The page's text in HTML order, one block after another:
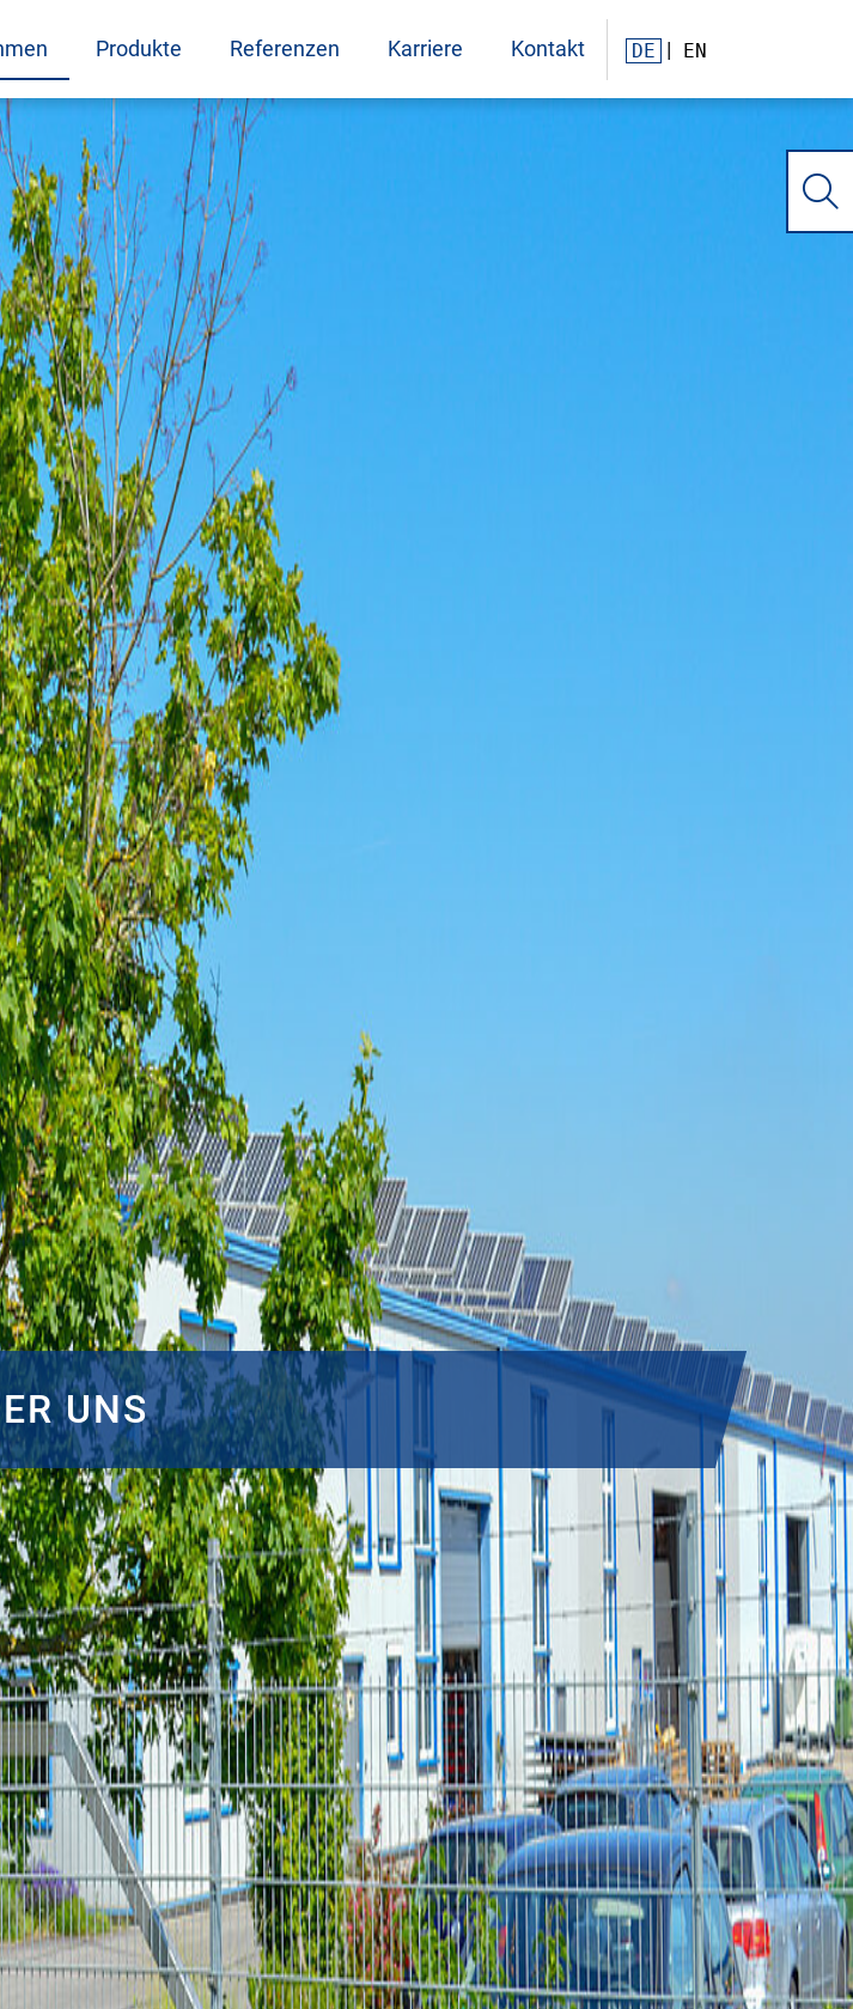
Produkte Referenzen Karriere Kontakt DE EN
UNS
